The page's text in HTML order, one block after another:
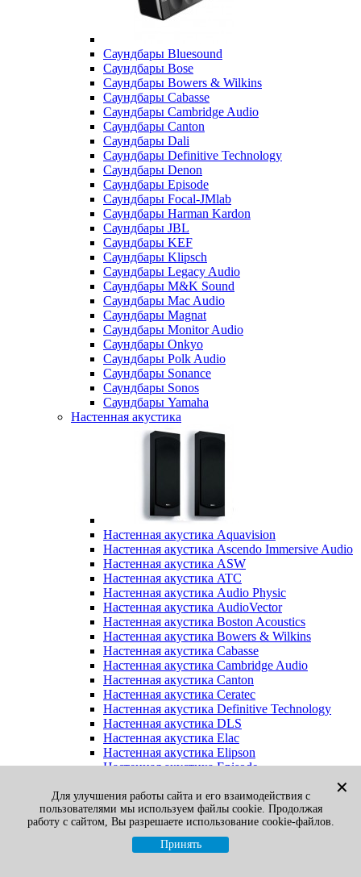
Саундбары Bluesound
Саундбары Bose
Саундбары Bowers & Wilkins
Саундбары Cabasse
Саундбары Cambridge Audio
Саундбары Canton
Саундбары Dali
Саундбары Definitive Technology
Саундбары Denon
Саундбары Episode
Саундбары Focal-JMlab
Саундбары Harman Kardon
Саундбары JBL
Саундбары KEF
Саундбары Klipsch
Саундбары Legacy Audio
Саундбары M&K Sound
Саундбары Mac Audio
Саундбары Magnat
Саундбары Monitor Audio
Саундбары Onkyo
Саундбары Polk Audio
Саундбары Sonance
Саундбары Sonos
Саундбары Yamaha
Настенная акустика
Настенная акустика Aquavision
Настенная акустика Ascendo Immersive Audio
Настенная акустика ASW
Настенная акустика ATC
Настенная акустика Audio Physic
Настенная акустика AudioVector
Настенная акустика Boston Acoustics
Настенная акустика Bowers & Wilkins
Настенная акустика Cabasse
Настенная акустика Cambridge Audio
Настенная акустика Canton
Настенная акустика Ceratec
Настенная акустика Definitive Technology
Настенная акустика DLS
Настенная акустика Elac
Настенная акустика Elipson
Настенная акустика Episode
Настенная акустика Focal
Настенная акустика Gato Audio
Настенная акустика Heco
Настенная акустика Jamo
Настенная акустика KEF
✕
Для улучшения работы сайта и его взаимодействия с
пользователями мы используем файлы cookie. Продолжая
работу с сайтом, Вы разрешаете использование cookie-файлов.
Принять